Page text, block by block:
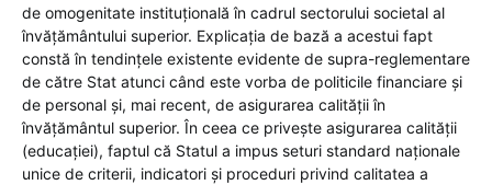
de omogenitate instituțională în cadrul sectorului societal al
învățământului superior. Explicația de bază a acestui fapt
constă în tendințele existente evidente de supra-reglementare
de către Stat atunci când este vorba de politicile financiare și
de personal și, mai recent, de asigurarea calității în
învățământul superior. În ceea ce privește asigurarea calității
(educației), faptul că Statul a impus seturi standard naționale
unice de criterii, indicatori și proceduri privind calitatea a